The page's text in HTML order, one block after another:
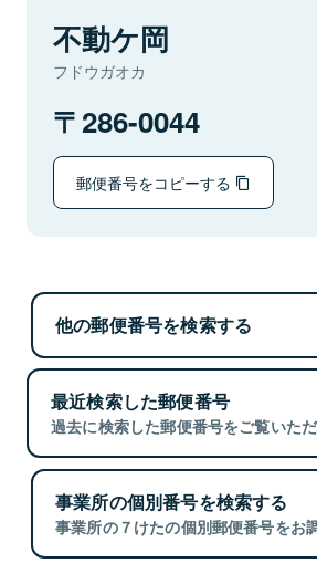
不動ケ岡
フドウガオカ
286-0044
郵便番号をコピーする
他の郵便番号を検索する
最近検索した郵便番号
過去に検索した郵便番号をご覧いただ
事業所の個別番号を検索する
事業所の７けたの個別郵便番号をお